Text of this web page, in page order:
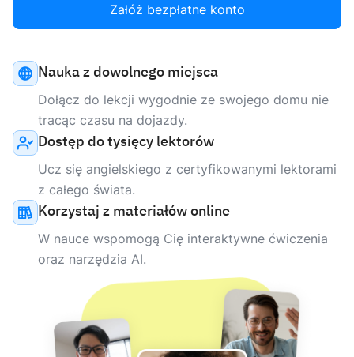
Załóż bezpłatne konto
Nauka z dowolnego miejsca
Dołącz do lekcji wygodnie ze swojego domu nie
tracąc czasu na dojazdy.
Dostęp do tysięcy lektorów
Ucz się angielskiego z certyfikowanymi lektorami
z całego świata.
Korzystaj z materiałów online
W nauce wspomogą Cię interaktywne ćwiczenia
oraz narzędzia AI.